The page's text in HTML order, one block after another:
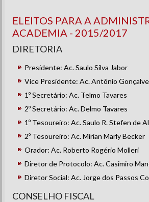
ELEITOS PARA A
ACADEMIA - 2015/2017
DIRETORIA
Presidente: Ac. Saulo Silva Jabor
Vice Presidente: Ac. Antônio
1º Secretário: Ac. Telmo Tavares
2º Secretário: Ac. Delmo Tavares
1º Tesoureiro: Ac. Saulo R. Stefen de
2º Tesoureiro: Ac. Mirian Marly Becker
Orador: Ac. Roberto Rogério Molleri
Diretor de Protocolo: Ac. Casimiro
Diretor Social: Ac. Jorge dos Passos
CONSELHO FISCAL